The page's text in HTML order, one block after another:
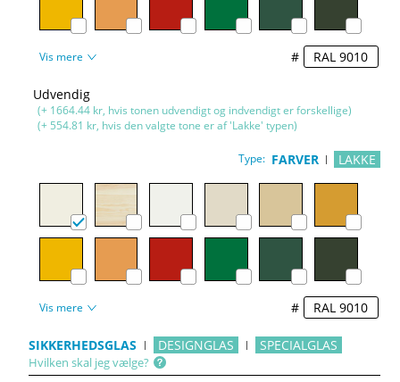
Vis mere #
Udvendig
(+ 1664.44 kr, hvis tonen udvendigt og indvendigt er forskellige)
(+ 554.81 kr, hvis den valgte tone er af 'Lakke' typen)
Type: FARVER LAKKE
Vis mere #
SIKKERHEDSGLAS DESIGNGLAS SPECIALGLAS
Hvilken skal jeg vælge?